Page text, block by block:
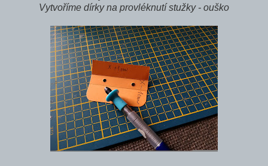
Vytvoříme dírky na provléknutí stužky - ouško